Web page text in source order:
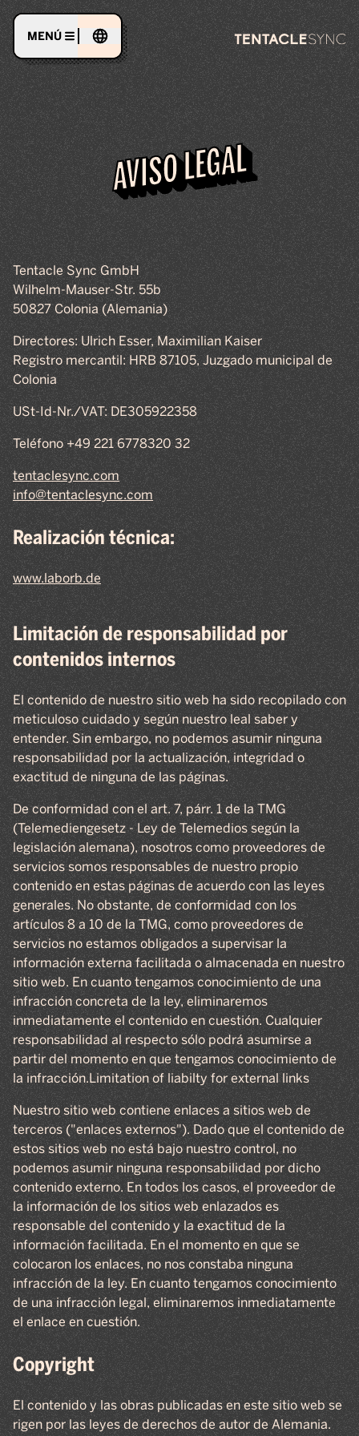
MENÚ
AVISO LEGAL
Tentacle Sync GmbH
Wilhelm-Mauser-Str. 55b
50827 Colonia (Alemania)
Directores: Ulrich Esser, Maximilian Kaiser
Registro mercantil: HRB 87105, Juzgado municipal de
Colonia
USt-Id-Nr./VAT: DE305922358
Teléfono +49 221 6778320 32
tentaclesync.com
info@tentaclesync.com
Realización técnica:
www.laborb.de
Limitación de responsabilidad por
contenidos internos
El contenido de nuestro sitio web ha sido recopilado con
meticuloso cuidado y según nuestro leal saber y
entender. Sin embargo, no podemos asumir ninguna
responsabilidad por la actualización, integridad o
exactitud de ninguna de las páginas.
De conformidad con el art. 7, párr. 1 de la TMG
(Telemediengesetz - Ley de Telemedios según la
legislación alemana), nosotros como proveedores de
servicios somos responsables de nuestro propio
contenido en estas páginas de acuerdo con las leyes
generales. No obstante, de conformidad con los
artículos 8 a 10 de la TMG, como proveedores de
servicios no estamos obligados a supervisar la
información externa facilitada o almacenada en nuestro
sitio web. En cuanto tengamos conocimiento de una
infracción concreta de la ley, eliminaremos
inmediatamente el contenido en cuestión. Cualquier
responsabilidad al respecto sólo podrá asumirse a
partir del momento en que tengamos conocimiento de
la infracción.Limitation of liabilty for external links
Nuestro sitio web contiene enlaces a sitios web de
terceros ("enlaces externos"). Dado que el contenido de
estos sitios web no está bajo nuestro control, no
podemos asumir ninguna responsabilidad por dicho
contenido externo. En todos los casos, el proveedor de
la información de los sitios web enlazados es
responsable del contenido y la exactitud de la
información facilitada. En el momento en que se
colocaron los enlaces, no nos constaba ninguna
infracción de la ley. En cuanto tengamos conocimiento
de una infracción legal, eliminaremos inmediatamente
el enlace en cuestión.
Copyright
El contenido y las obras publicadas en este sitio web se
rigen por las leyes de derechos de autor de Alemania.